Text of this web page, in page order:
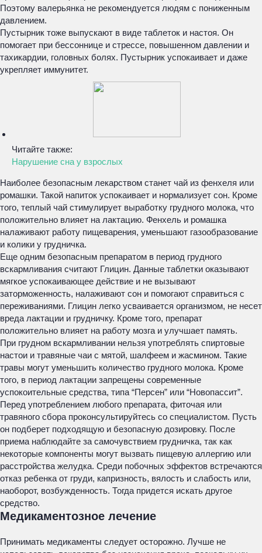
Поэтому валерьянка не рекомендуется людям с пониженным
давлением.
Пустырник тоже выпускают в виде таблеток и настоя. Он
помогает при бессоннице и стрессе, повышенном давлении и
тахикардии, головных болях. Пустырник успокаивает и даже
укрепляет иммунитет.
Читайте также:
Нарушение сна у взрослых
Наиболее безопасным лекарством станет чай из фенхеля или
ромашки. Такой напиток успокаивает и нормализует сон. Кроме
того, теплый чай стимулирует выработку грудного молока, что
положительно влияет на лактацию. Фенхель и ромашка
налаживают работу пищеварения, уменьшают газообразование
и колики у грудничка.
Еще одним безопасным препаратом в период грудного
вскармливания считают Глицин. Данные таблетки оказывают
мягкое успокаивающее действие и не вызывают
заторможенность, налаживают сон и помогают справиться с
переживаниями. Глицин легко усваивается организмом, не несет
вреда лактации и грудничку. Кроме того, препарат
положительно влияет на работу мозга и улучшает память.
При грудном вскармливании нельзя употреблять спиртовые
настои и травяные чаи с мятой, шалфеем и жасмином. Такие
травы могут уменьшить количество грудного молока. Кроме
того, в период лактации запрещены современные
успокоительные средства, типа “Персен” или “Новопассит”.
Перед употреблением любого препарата, фиточая или
травяного сбора проконсультируйтесь со специалистом. Пусть
он подберет подходящую и безопасную дозировку. После
приема наблюдайте за самочувствием грудничка, так как
некоторые компоненты могут вызвать пищевую аллергию или
расстройства желудка. Среди побочных эффектов встречаются
отказ ребенка от груди, капризность, вялость и слабость или,
наоборот, возбужденность. Тогда придется искать другое
средство.
Медикаментозное лечение
Принимать медикаменты следует осторожно. Лучше не